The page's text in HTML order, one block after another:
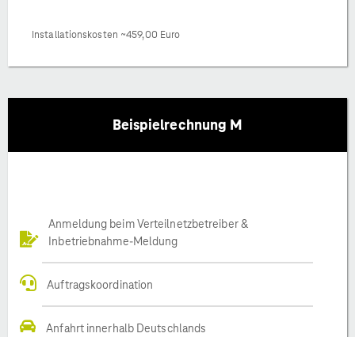
Installationskosten ~459,00 Euro
Beispielrechnung M
Anmeldung beim Verteilnetzbetreiber &
Inbetriebnahme-Meldung
Auftragskoordination
Anfahrt innerhalb Deutschlands